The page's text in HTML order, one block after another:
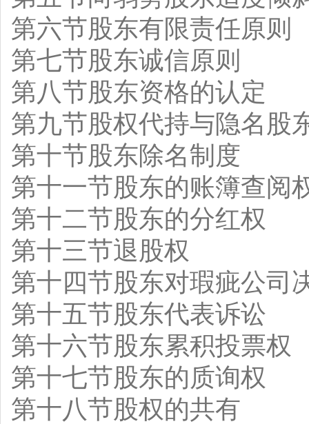
第六节股东有限责任原则
第七节股东诚信原则
第八节股东资格的认定
第九节股权代持与隐名股
第十节股东除名制度
第十一节股东的账簿查阅
第十二节股东的分红权
第十三节退股权
第十四节股东对瑕疵公司
第十五节股东代表诉讼
第十六节股东累积投票权
第十七节股东的质询权
第十八节股权的共有